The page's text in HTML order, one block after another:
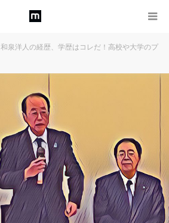
和泉洋人の経歴、学歴はコレだ！高校や大学のプ